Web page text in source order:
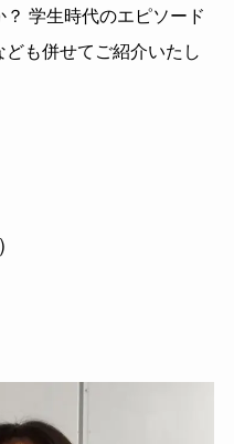
学生時代のエピソード
も併せてご紹介いたし